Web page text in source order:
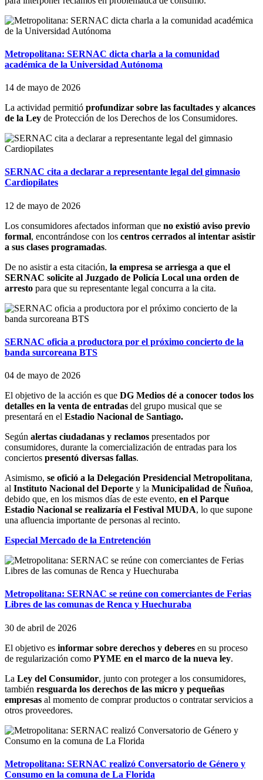
Metropolitana: SERNAC dicta charla a la comunidad
académica de la Universidad Autónoma
14 de mayo de 2026
La actividad permitió profundizar sobre las facultades y alcances
de la Ley de Protección de los Derechos de los Consumidores.
SERNAC cita a declarar a representante legal del gimnasio
Cardiopilates
12 de mayo de 2026
Los consumidores afectados informan que no existió aviso previo
formal, encontrándose con los centros cerrados al intentar asistir
a sus clases programadas.
De no asistir a esta citación, la empresa se arriesga a que el
SERNAC solicite al Juzgado de Policía Local una orden de
arresto para que su representante legal concurra a la cita.
SERNAC oficia a productora por el próximo concierto de la
banda surcoreana BTS
04 de mayo de 2026
El objetivo de la acción es que DG Medios dé a conocer todos los
detalles en la venta de entradas del grupo musical que se
presentará en el Estadio Nacional de Santiago.
Según alertas ciudadanas y reclamos presentados por
consumidores, durante la comercialización de entradas para los
conciertos presentó diversas fallas.
Asimismo, se ofició a la Delegación Presidencial Metropolitana,
al Instituto Nacional del Deporte y la Municipalidad de Ñuñoa,
debido que, en los mismos días de este evento, en el Parque
Estadio Nacional se realizaría el Festival MUDA, lo que supone
una afluencia importante de personas al recinto.
Especial Mercado de la Entretención
Metropolitana: SERNAC se reúne con comerciantes de Ferias
Libres de las comunas de Renca y Huechuraba
30 de abril de 2026
El objetivo es informar sobre derechos y deberes en su proceso
de regularización como PYME en el marco de la nueva ley.
La Ley del Consumidor, junto con proteger a los consumidores,
también resguarda los derechos de las micro y pequeñas
empresas al momento de comprar productos o contratar servicios a
otros proveedores.
Metropolitana: SERNAC realizó Conversatorio de Género y
Consumo en la comuna de La Florida